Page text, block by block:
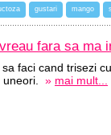
gustari mango
fara sa ma
faci cand trisezi
uneori. » mai mult...